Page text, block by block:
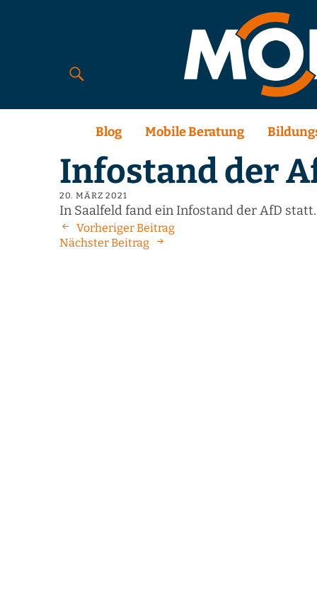
Blog Mobile Beratung
Infostand der
20. MÄRZ 2021
In Saalfeld fand ein Infostand der AfD statt.
Vorheriger Beitrag
Nächster Beitrag